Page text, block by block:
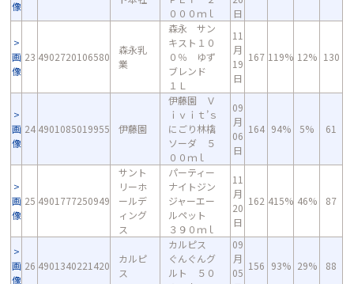
像
０００ｍｌ
日
画
像
23 4902720106580
森永乳
業
森永 サン
キスト１０
０％ ゆず
ブレンド
１Ｌ
11
月
19
日
167 119% 12% 130
画
像
24 4901085019955 伊藤園
伊藤園 Ｖ
ｉｖｉｔ’ｓ
にごり林檎
ソーダ ５
００ｍｌ
09
月
06
日
164 94% 5% 61
画
像
25 4901777250949
サント
リーホ
ールデ
ィング
ス
パーティー
ナイトジン
ジャーエー
ルペット
３９０ｍｌ
11
月
20
日
162 415% 46% 87
画
像
26 4901340221420
カルピ
ス
カルピス
ぐんぐんグ
ルト ５０
09
月
05
156 93% 29% 88